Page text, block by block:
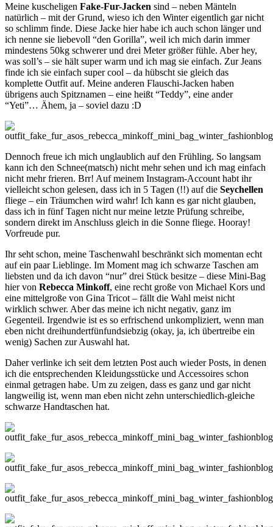
Meine kuscheligen Fake-Fur-Jacken sind – neben Mänteln
natürlich – mit der Grund, wieso ich den Winter eigentlich gar nicht
so schlimm finde. Diese Jacke hier habe ich auch schon länger und
ich nenne sie liebevoll “den Gorilla”, weil ich mich darin immer
mindestens 50kg schwerer und drei Meter größer fühle. Aber hey,
was soll’s – sie hält super warm und ich mag sie einfach. Zur Jeans
finde ich sie einfach super cool – da hübscht sie gleich das
komplette Outfit auf. Meine anderen Flauschi-Jacken haben
übrigens auch Spitznamen – eine heißt “Teddy”, eine ander
“Yeti”… Ähem, ja – soviel dazu :D
Dennoch freue ich mich unglaublich auf den Frühling. So langsam
kann ich den Schnee(matsch) nicht mehr sehen und ich mag einfach
nicht mehr frieren. Brr! Auf meinem Instagram-Account habt ihr
vielleicht schon gelesen, dass ich in 5 Tagen (!!) auf die Seychellen
fliege – ein Träumchen wird wahr! Ich kann es gar nicht glauben,
dass ich in fünf Tagen nicht nur meine letzte Prüfung schreibe,
sondern direkt im Anschluss gleich in die Sonne fliege. Hooray!
Vorfreude pur.
Ihr seht schon, meine Taschenwahl beschränkt sich momentan echt
auf ein paar Lieblinge. Im Moment mag ich schwarze Taschen am
liebsten und da ich davon “nur” drei Stück besitze – diese Mini-Bag
hier von Rebecca Minkoff, eine recht große von Michael Kors und
eine mittelgroße von Gina Tricot – fällt die Wahl meist nicht
wirklich schwer. Aber das meine ich nicht negativ, ganz im
Gegenteil. Irgendwie ist es so erfrischend unkompliziert, wenn man
eben nicht dreihundertfünfundsiebzig (okay, ja, ich übertreibe ein
wenig) Sachen zur Auswahl hat.
Daher verlinke ich seit dem letzten Post auch wieder Posts, in denen
ich die entsprechenden Kleidungsstücke und Accessoires schon
einmal getragen habe. Um zu zeigen, dass es ganz und gar nicht
langweilig ist, wenn man eben nicht zehn unterschiedlich-gleiche
schwarze Handtaschen hat.